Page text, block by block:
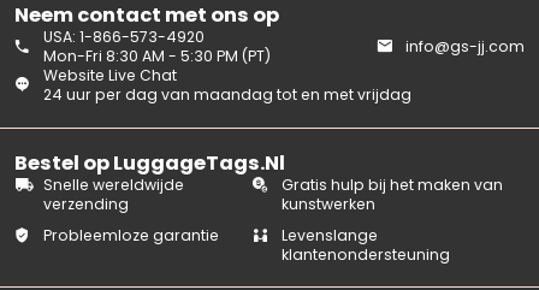
Neem contact met ons op
Website Live Chat
24 uur per dag van maandag tot en met vrijdag
USA: 1-866-573-4920
Mon-Fri 8:30 AM - 5:30 PM (PT)
info@gs-jj.com
Bestel op LuggageTags.Nl
Snelle wereldwijde
verzending
Gratis hulp bij het maken van
kunstwerken
Probleemloze garantie
Levenslange
klantenondersteuning